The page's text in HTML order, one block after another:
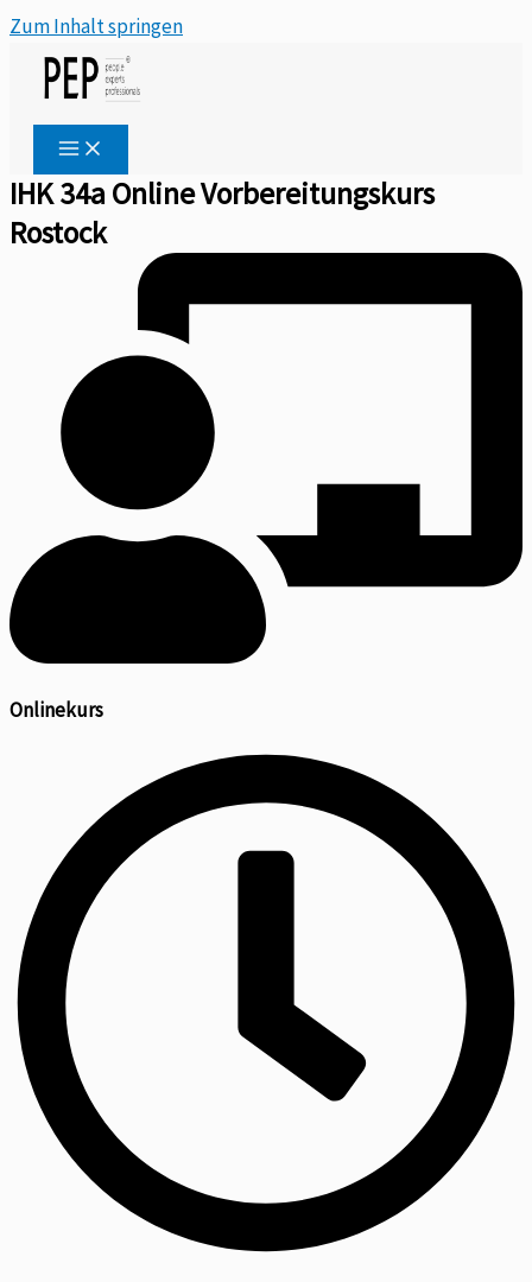
Zum Inhalt springen
IHK 34a Online Vorbereitungskurs
Rostock
Onlinekurs